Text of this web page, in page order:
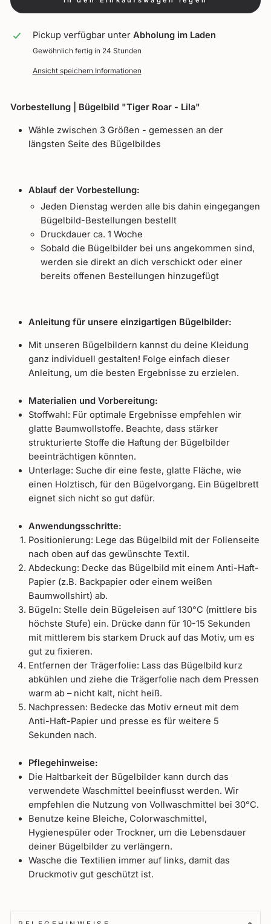
Pickup verfügbar unter Abholung im Laden
Gewöhnlich fertig in 24 Stunden
Ansicht speichern Informationen
Vorbestellung | Bügelbild "Tiger Roar - Lila"
Wähle zwischen 3 Größen - gemessen an der
längsten Seite des Bügelbildes
Ablauf der Vorbestellung:
Jeden Dienstag werden alle bis dahin eingegangen
Bügelbild-Bestellungen bestellt
Druckdauer ca. 1 Woche
Sobald die Bügelbilder bei uns angekommen sind,
werden sie direkt an dich verschickt oder einer
bereits offenen Bestellungen hinzugefügt
Anleitung für unsere einzigartigen Bügelbilder:
Mit unseren Bügelbildern kannst du deine Kleidung
ganz individuell gestalten! Folge einfach dieser
Anleitung, um die besten Ergebnisse zu erzielen.
Materialien und Vorbereitung:
Stoffwahl: Für optimale Ergebnisse empfehlen wir
glatte Baumwollstoffe. Beachte, dass stärker
strukturierte Stoffe die Haftung der Bügelbilder
beeinträchtigen könnten.
Unterlage: Suche dir eine feste, glatte Fläche, wie
einen Holztisch, für den Bügelvorgang. Ein Bügelbrett
eignet sich nicht so gut dafür.
Anwendungsschritte:
Positionierung: Lege das Bügelbild mit der Folienseite
nach oben auf das gewünschte Textil.
Abdeckung: Decke das Bügelbild mit einem Anti-Haft-
Papier (z.B. Backpapier oder einem weißen
Baumwollshirt) ab.
Bügeln: Stelle dein Bügeleisen auf 130°C (mittlere bis
höchste Stufe) ein. Drücke dann für 10-15 Sekunden
mit mittlerem bis starkem Druck auf das Motiv, um es
gut zu fixieren.
Entfernen der Trägerfolie: Lass das Bügelbild kurz
abkühlen und ziehe die Trägerfolie nach dem Pressen
warm ab – nicht kalt, nicht heiß.
Nachpressen: Bedecke das Motiv erneut mit dem
Anti-Haft-Papier und presse es für weitere 5
Sekunden nach.
Pflegehinweise:
Die Haltbarkeit der Bügelbilder kann durch das
verwendete Waschmittel beeinflusst werden. Wir
empfehlen die Nutzung von Vollwaschmittel bei 30°C.
Benutze keine Bleiche, Colorwaschmittel,
Hygienespüler oder Trockner, um die Lebensdauer
deiner Bügelbilder zu verlängern.
Wasche die Textilien immer auf links, damit das
Druckmotiv gut geschützt ist.